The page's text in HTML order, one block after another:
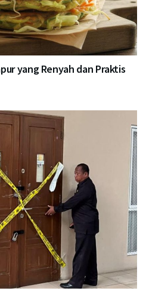
yang Renyah dan Praktis